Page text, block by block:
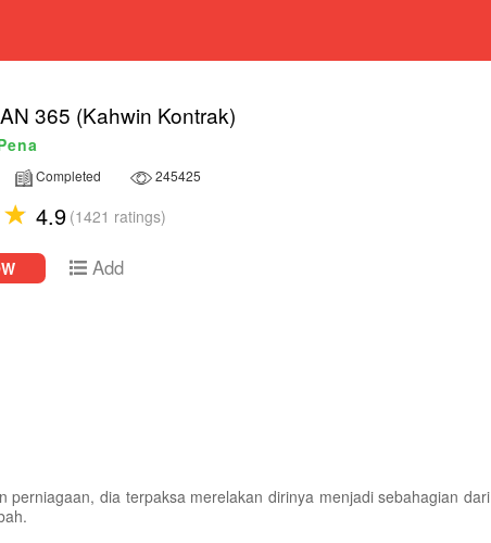
365 (Kahwin Kontrak)
Completed 245425
4.9 (1421 ratings)
Add
perniagaan, dia terpaksa merelakan dirinya menjadi sebahagian dari